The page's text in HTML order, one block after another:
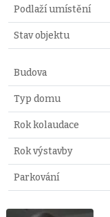
Podlaží umístění
Stav objektu
Budova
Typ domu
Rok kolaudace
Rok výstavby
Parkování